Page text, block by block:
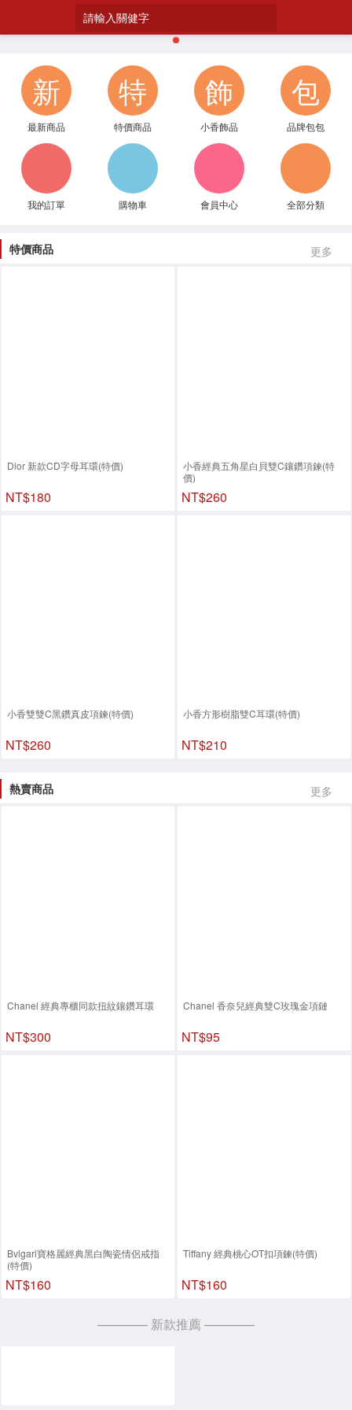
請輸入關健字
新
最新商品
特
特價商品
飾
小香飾品
包
品牌包包
我的訂單 購物車 會員中心 全部分類
特價商品 更多
Dior 新款CD字母耳環(特價)
NT$180
小香經典五角星白貝雙C鑲鑽項鍊(特
價)
NT$260
小香雙雙C黑鑽真皮項鍊(特價)
NT$260
小香方形樹脂雙C耳環(特價)
NT$210
熱賣商品 更多
Chanel 經典專櫃同款扭紋鑲鑽耳環
NT$300
Chanel 香奈兒經典雙C玫瑰金項鏈
NT$95
Bvlgari寶格麗經典黑白陶瓷情侶戒指
(特價)
NT$160
Tiffany 經典桃心OT扣項鍊(特價)
NT$160
———— 新款推薦 ————